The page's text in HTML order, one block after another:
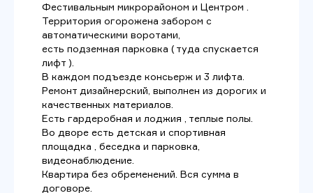
Фестивальным микрорайоном и Центром .
Территория огорожена забором с
автоматическими воротами,
есть подземная парковка ( туда спускается
лифт ).
В каждом подъезде консьерж и 3 лифта.
Ремонт дизайнерский, выполнен из дорогих и
качественных материалов.
Есть гардеробная и лоджия , теплые полы.
Во дворе есть детская и спортивная
площадка , беседка и парковка,
видеонаблюдение.
Квартира без обременений. Вся сумма в
договоре.